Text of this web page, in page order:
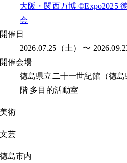
大阪・関西万博 ©Expo2025
会
開催日
2026.07.25（土） 〜
開催会場
徳島県立二十一世紀館（徳
階 多目的活動室
美術
文芸
徳島市内